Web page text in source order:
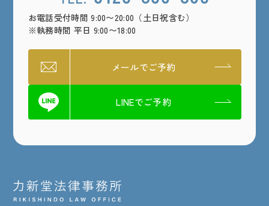
お電話受付時間 9:00〜20:00（土日祝含む）
※執務時間 平日 9:00〜18:00
メールでご予約
LINEでご予約